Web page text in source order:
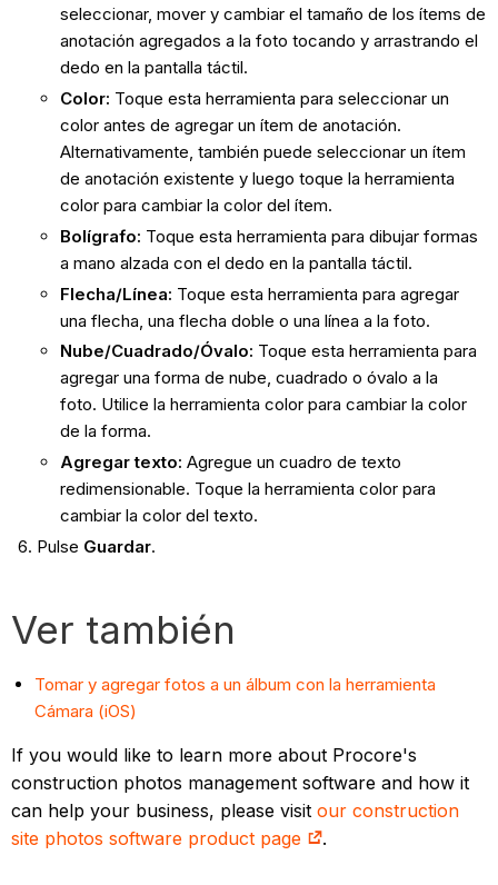
seleccionar, mover y cambiar el tamaño de los ítems de
anotación agregados a la foto tocando y arrastrando el
dedo en la pantalla táctil.
Color: Toque esta herramienta para seleccionar un
color antes de agregar un ítem de anotación.
Alternativamente, también puede seleccionar un ítem
de anotación existente y luego toque la herramienta
color para cambiar la color del ítem.
Bolígrafo: Toque esta herramienta para dibujar formas
a mano alzada con el dedo en la pantalla táctil.
Flecha/Línea: Toque esta herramienta para agregar
una flecha, una flecha doble o una línea a la foto.
Nube/Cuadrado/Óvalo: Toque esta herramienta para
agregar una forma de nube, cuadrado o óvalo a la
foto. Utilice la herramienta color para cambiar la color
de la forma.
Agregar texto: Agregue un cuadro de texto
redimensionable. Toque la herramienta color para
cambiar la color del texto.
Pulse Guardar.
Ver también
Tomar y agregar fotos a un álbum con la herramienta
Cámara (iOS)
If you would like to learn more about Procore's
construction photos management software and how it
can help your business, please visitour construction
site photos software product page
.